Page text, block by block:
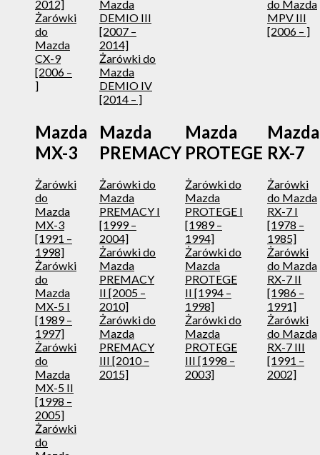
2012]
Żarówki
do
Mazda
CX-9
[2006 –
]
Mazda
DEMIO III
[2007 –
2014]
Żarówki do
Mazda
DEMIO IV
[2014 – ]
do Mazda
MPV III
[2006 – ]
Mazda
MX-3
Żarówki
do
Mazda
MX-3
[1991 –
1998]
Żarówki
do
Mazda
MX-5 I
[1989 –
1997]
Żarówki
do
Mazda
MX-5 II
[1998 –
2005]
Żarówki
do
Mazda
PREMACY
Żarówki do
Mazda
PREMACY I
[1999 –
2004]
Żarówki do
Mazda
PREMACY
II [2005 –
2010]
Żarówki do
Mazda
PREMACY
III [2010 –
2015]
Mazda
PROTEGE
Żarówki do
Mazda
PROTEGE I
[1989 –
1994]
Żarówki do
Mazda
PROTEGE
II [1994 –
1998]
Żarówki do
Mazda
PROTEGE
III [1998 –
2003]
Mazda
RX-7
Żarówki
do Mazda
RX-7 I
[1978 –
1985]
Żarówki
do Mazda
RX-7 II
[1986 –
1991]
Żarówki
do Mazda
RX-7 III
[1991 –
2002]